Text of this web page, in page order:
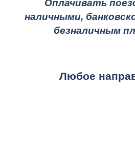
Оплачивать
наличными,
безналичным
Любое